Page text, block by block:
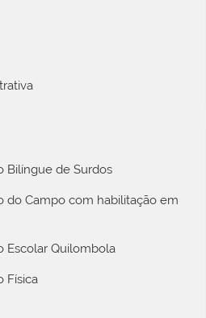
Bilíngue de Surdos
do Campo com habilitação em
Escolar Quilombola
Física